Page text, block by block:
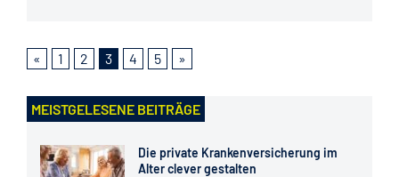
« 1 2 3 4 5 »
MEISTGELESENE BEITRÄGE
Die private Krankenversicherung im
Alter clever gestalten